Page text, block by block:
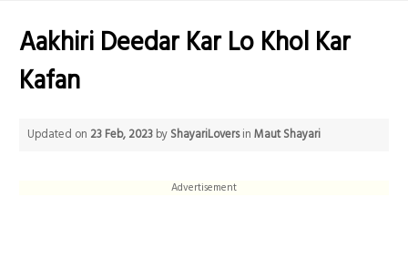
Aakhiri Deedar Kar Lo Khol Kar
Kafan
Updated on 23 Feb, 2023 by ShayariLoversinMaut Shayari
Advertisement